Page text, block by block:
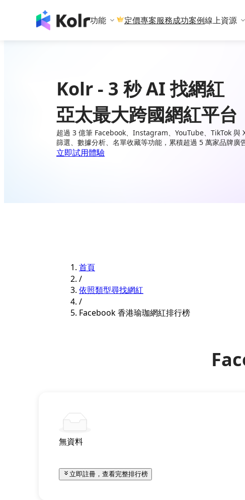
功能 定價專案服務成功案例線上資源
Kolr - 3 秒 AI 找網紅
亞太最大跨國網紅平台
超過 3 億筆 Facebook、Instagram、YouTube、TikTok 與
篩選、數據分析、名單收藏等功能，累積超過 5 萬家品牌廣
立即試用體驗
首頁
/
依照類型尋找網紅
/
Facebook 香港瑜珈網紅排行榜
無資料
立即註冊，查看完整排行榜